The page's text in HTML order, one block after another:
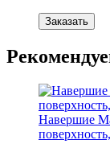
Заказать
Навершие